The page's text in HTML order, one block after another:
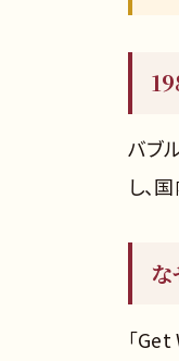
バブ
し、
「